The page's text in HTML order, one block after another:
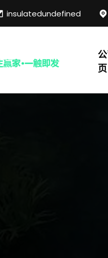
insulatedundefined
页